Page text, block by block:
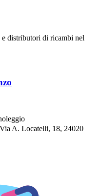
distributori di ricambi nel
A. Locatelli, 18, 24020